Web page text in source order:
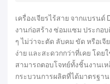
เครื่องเจียรไร้สาย จากแบรนด์
งานก่อสร้าง ซ่อมแซม ประกอ
ๆ ไม่ว่าจะตัด ลับคม ขัด หรือเจี
ง่าย และสะดวกกว่าที่เคย โดย
สามารถตอบโจทย์ทั้งชิ้นงานเ
กระบวนการผลิตที่ได้มาตรฐา